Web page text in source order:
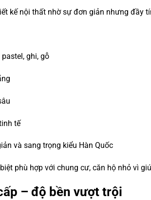
kế nội thất nhờ sự đơn giản nhưng đầy
ghi, gỗ
tế
và sang trọng kiểu Hàn Quốc
phù hợp với chung cư, căn hộ nhỏ vì
– độ bền vượt trội